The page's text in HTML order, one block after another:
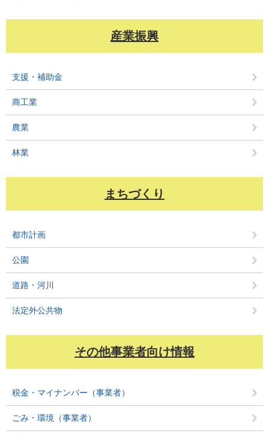
産業振興
支援・補助金
商工業
農業
林業
まちづくり
都市計画
公園
道路・河川
法定外公共物
その他事業者向け情報
税金・マイナンバー（事業者）
ごみ・環境（事業者）